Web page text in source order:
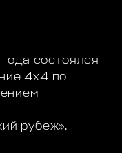
состоялся
4х4 по
рубеж».